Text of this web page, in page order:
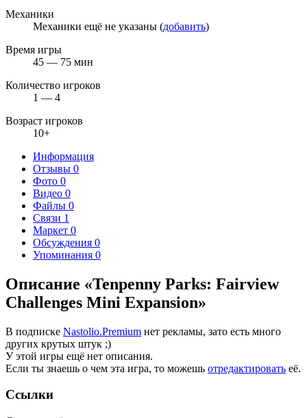
Механики
Механики ещё не указаны (добавить)
Время игры
45 — 75 мин
Количество игроков
1 — 4
Возраст игроков
10+
Информация
Отзывы 0
Фото 0
Видео 0
Файлы 0
Связи 1
Маркет 0
Обсуждения 0
Упоминания 0
Описание «Tenpenny Parks: Fairview
Challenges Mini Expansion»
В подписке Nastolio.Premium нет рекламы, зато есть много
других крутых штук ;)
У этой игры ещё нет описания.
Если ты знаешь о чем эта игра, то можешь отредактировать её.
Ссылки